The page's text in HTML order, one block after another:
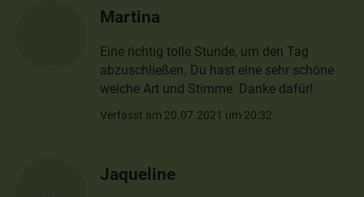
Martina
Eine richtig tolle Stunde, um den Tag
abzuschließen. Du hast eine sehr schöne
weiche Art und Stimme. Danke dafür!
Verfasst am 20.07.2021 um 20:32
Jaqueline